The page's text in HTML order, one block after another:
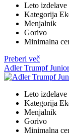
Leto izdelave
Kategorija
Menjalnik
Gorivo
Minimalna
Preberi več
Adler Trumpf Junior
Leto izdelave
Kategorija
Menjalnik
Gorivo
Minimalna